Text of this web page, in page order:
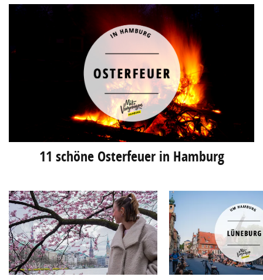
11 schöne Osterfeuer in Hamburg